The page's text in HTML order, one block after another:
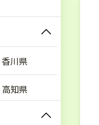
香川県
高知県